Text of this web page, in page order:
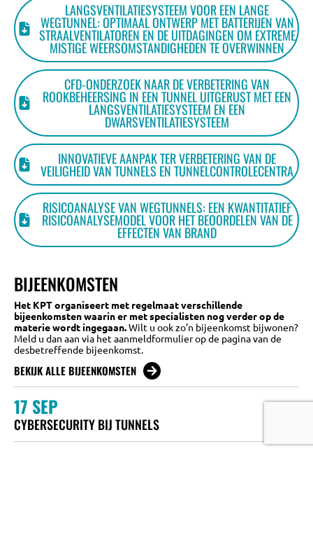
LANGSVENTILATIESYSTEEM VOOR EEN LANGE
WEGTUNNEL: OPTIMAAL ONTWERP MET BATTERIJEN VAN
STRAALVENTILATOREN EN DE UITDAGINGEN OM EXTREME
MISTIGE WEERSOMSTANDIGHEDEN TE OVERWINNEN
CFD-ONDERZOEK NAAR DE VERBETERING VAN
ROOKBEHEERSING IN EEN TUNNEL UITGERUST MET EEN
LANGSVENTILATIESYSTEEM EN EEN
DWARSVENTILATIESYSTEEM
INNOVATIEVE AANPAK TER VERBETERING VAN DE
VEILIGHEID VAN TUNNELS EN TUNNELCONTROLECENTRA
RISICOANALYSE VAN WEGTUNNELS: EEN KWANTITATIEF
RISICOANALYSEMODEL VOOR HET BEOORDELEN VAN DE
EFFECTEN VAN BRAND
BIJEENKOMSTEN
Het KPT organiseert met regelmaat verschillende
bijeenkomsten waarin er met specialisten nog verder op de
materie wordt ingegaan.Wilt u ook zo’n bijeenkomst bijwonen?
Meld u dan aan via het aanmeldformulier op de pagina van de
desbetreffende bijeenkomst.
BEKIJK ALLE BIJEENKOMSTEN
17 SEP
CYBERSECURITY BIJ TUNNELS